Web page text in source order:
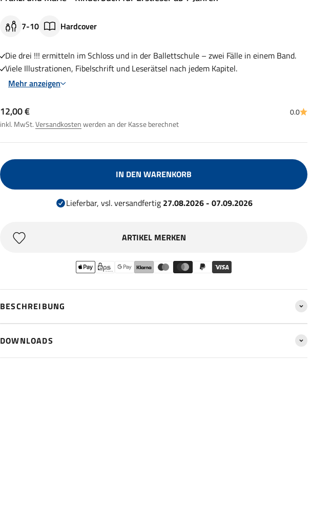
7-10 Hardcover
Die drei !!! ermitteln im Schloss und in der Ballettschule – zwei Fälle in einem Band.
Viele Illustrationen, Fibelschrift und Leserätsel nach jedem Kapitel.
Mehr anzeigen
Angebot
12,00 €
inkl. MwSt.Versandkostenwerden an der Kasse berechnet
0.0
IN DEN WARENKORB
Lieferbar, vsl. versandfertig 27.08.2026 - 07.09.2026
ARTIKEL MERKEN
BESCHREIBUNG
DOWNLOADS